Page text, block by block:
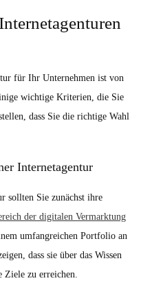
für Ihr Unternehmen ist von
wichtige Kriterien, die Sie
dass Sie die richtige Wahl
Internetagentur
sollten Sie zunächst ihre
der digitalen Vermarktung
umfangreichen Portfolio an
dass sie über das Wissen
Ziele zu erreichen.